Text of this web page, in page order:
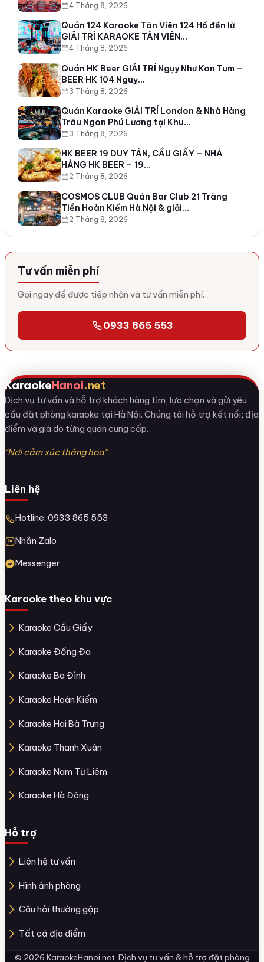
4 Tháng 8, 2026
Quán 124 Karaoke Tân Viên 124 Hồ đền lừ
GIẢI TRÍ KARAOKE TÂN VIÊN…
4 Tháng 8, 2026
Quán HK Beer GIẢI TRÍ Ngụy Như Kon Tum –
BEER HK 104 Nguỵ…
3 Tháng 8, 2026
Quán Karaoke GIẢI TRÍ London & Nhà Hàng
Trâu Ngon Phú Lương tại Khu…
3 Tháng 8, 2026
HK BEER 19 DUY TÂN, CẦU GIẤY – NHÀ
HÀNG HK BEER – 19…
2 Tháng 8, 2026
COSMOS CLUB Quán Bar Club 21 Tràng
Tiền Hoàn Kiếm Hà Nội & giải…
2 Tháng 8, 2026
Tư vấn miễn phí
Gọi ngay để được tiếp nhận và tư vấn miễn phí.
0933 865 553
KaraokeHanoi.net
Dịch vụ tư vấn và hỗ trợ khách hàng tìm, lựa chọn và gửi yêu
cầu đặt phòng karaoke tại Hà Nội. Chúng tôi hỗ trợ kết nối; địa
điểm và giá do từng quán cung cấp.
“Nơi cảm xúc thăng hoa”
Liên hệ
Hotline: 0933 865 553
Nhắn Zalo
Messenger
Karaoke theo khu vực
Karaoke Cầu Giấy
Karaoke Đống Đa
Karaoke Ba Đình
Karaoke Hoàn Kiếm
Karaoke Hai Bà Trưng
Karaoke Thanh Xuân
Karaoke Nam Từ Liêm
Karaoke Hà Đông
Hỗ trợ
Liên hệ tư vấn
Hình ảnh phòng
Câu hỏi thường gặp
Tất cả địa điểm
© 2026 KaraokeHanoi.net. Dịch vụ tư vấn & hỗ trợ đặt phòng